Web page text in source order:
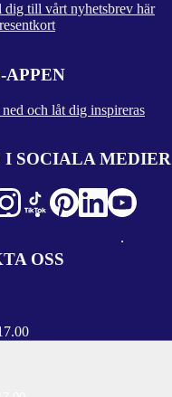
dig till vårt nyhetsbrev här
APPEN
och låt dig inspireras
I SOCIALA MEDIER
OSS